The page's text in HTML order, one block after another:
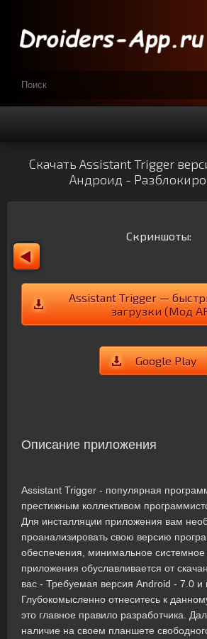
Скачать Assistant Trigger
Андроид -
Скриншоты:
Assistant Trigger —
загрузки (Мод
Google Play
Описание приложения
Assistant Trigger - популярная
престижным коллективом
Для инсталляции приложения вам
проанализировать свою версию
обеспечения, минимальное системное
приложения обуславливается от
вас - Требуемая версия Android - 7.0 и
Глубокомысленно отнеситесь к
это главное правило разработчика.
наличие на своем планшете